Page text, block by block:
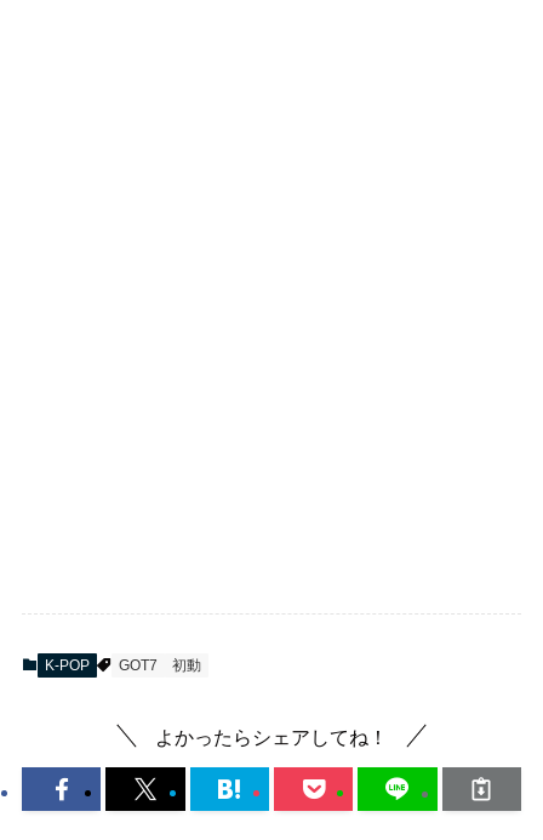
K-POP GOT7 初動
よかったらシェアしてね！